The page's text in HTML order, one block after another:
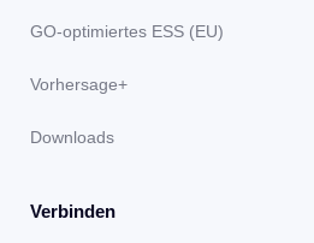
GO-optimiertes ESS (EU)
Vorhersage+
Downloads
Verbinden